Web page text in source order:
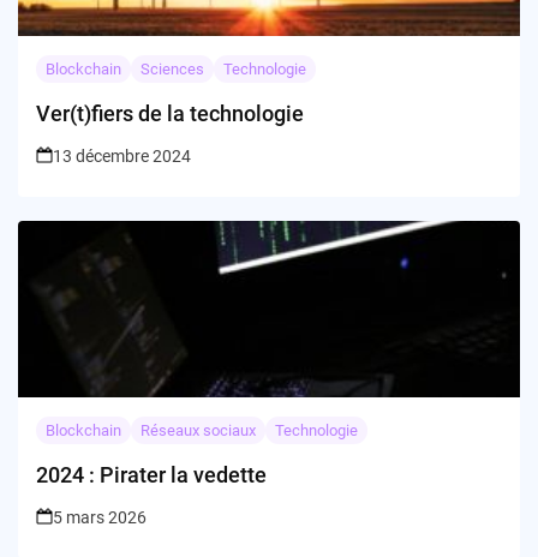
Blockchain Sciences Technologie
Ver(t)fiers de la technologie
13 décembre 2024
Blockchain Réseaux sociaux Technologie
2024 : Pirater la vedette
5 mars 2026